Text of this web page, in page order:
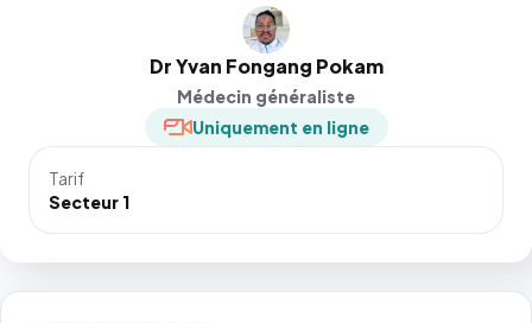
Dr Yvan Fongang Pokam
Médecin généraliste
Uniquement en ligne
Tarif
Secteur 1